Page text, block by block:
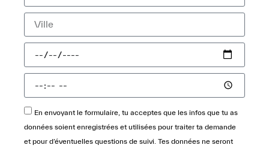
En envoyant le formulaire, tu acceptes que les infos que tu as
données soient enregistrées et utilisées pour traiter ta demande
et pour d’éventuelles questions de suivi. Tes données ne seront